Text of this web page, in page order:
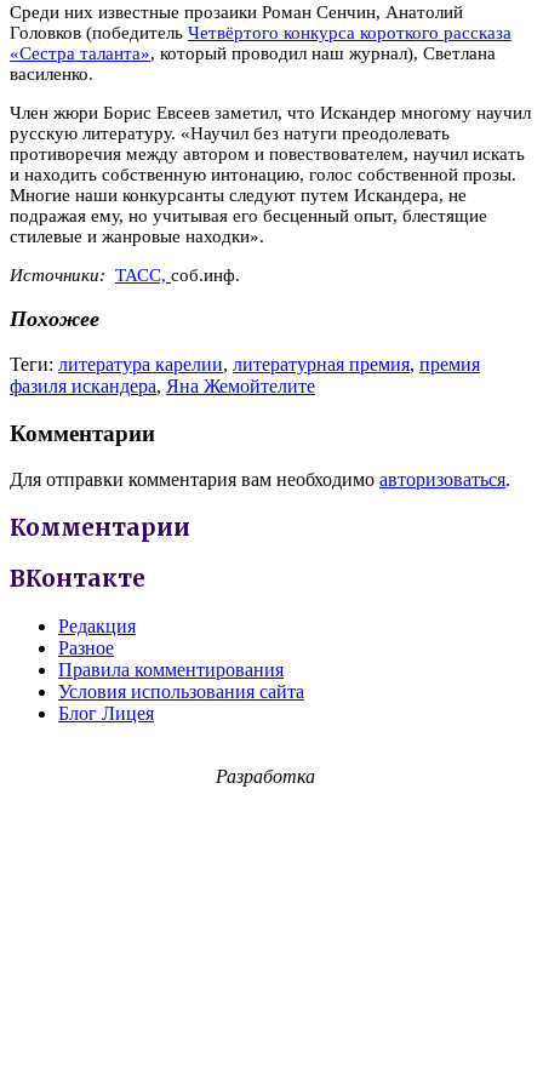
Среди них известные прозаики Роман Сенчин, Анатолий
Головков (победитель Четвёртого конкурса короткого рассказа
«Сестра таланта», который проводил наш журнал), Светлана
василенко.
Член жюри Борис Евсеев заметил, что Искандер многому научил
русскую литературу. «Научил без натуги преодолевать
противоречия между автором и повествователем, научил искать
и находить собственную интонацию, голос собственной прозы.
Многие наши конкурсанты следуют путем Искандера, не
подражая ему, но учитывая его бесценный опыт, блестящие
стилевые и жанровые находки».
Источники: ТАСС, соб.инф.
Похожее
Теги: литература карелии, литературная премия, премия
фазиля искандера, Яна Жемойтелите
Комментарии
Для отправки комментария вам необходимо авторизоваться.
Комментарии
ВКонтакте
Редакция
Разное
Правила комментирования
Условия использования сайта
Блог Лицея
Разработка